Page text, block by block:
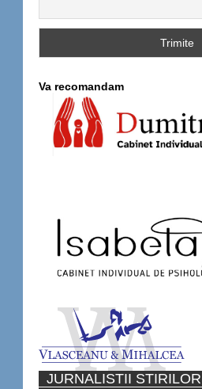
Va recomandam
JURNALISTII